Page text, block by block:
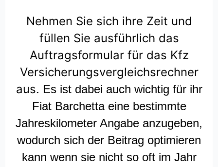
Nehmen Sie sich ihre Zeit und
füllen Sie ausführlich das
Auftragsformular für das Kfz
Versicherungsvergleichsrechner
aus. Es ist dabei auch wichtig für ihr
Fiat Barchetta eine bestimmte
Jahreskilometer Angabe anzugeben,
wodurch sich der Beitrag optimieren
kann wenn sie nicht so oft im Jahr